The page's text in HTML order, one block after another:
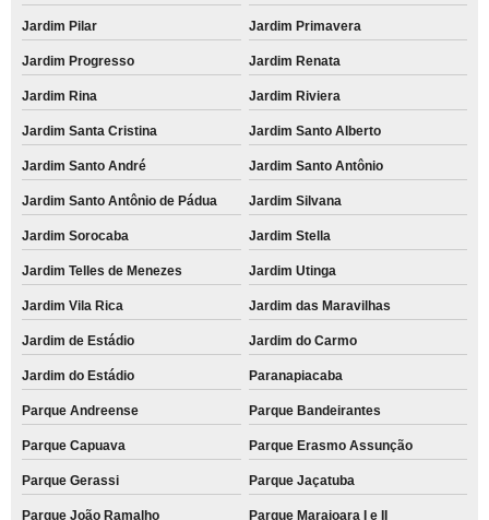
Jardim Pilar Jardim Primavera
Jardim Progresso Jardim Renata
Jardim Rina Jardim Riviera
Jardim Santa Cristina Jardim Santo Alberto
Jardim Santo André Jardim Santo Antônio
Jardim Santo Antônio de Pádua Jardim Silvana
Jardim Sorocaba Jardim Stella
Jardim Telles de Menezes Jardim Utinga
Jardim Vila Rica Jardim das Maravilhas
Jardim de Estádio Jardim do Carmo
Jardim do Estádio Paranapiacaba
Parque Andreense Parque Bandeirantes
Parque Capuava Parque Erasmo Assunção
Parque Gerassi Parque Jaçatuba
Parque João Ramalho Parque Marajoara I e II